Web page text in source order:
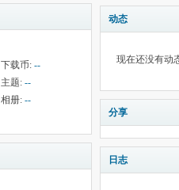
下载币: --
主题: --
相册: --
动态
现在还没有动
分享
日志